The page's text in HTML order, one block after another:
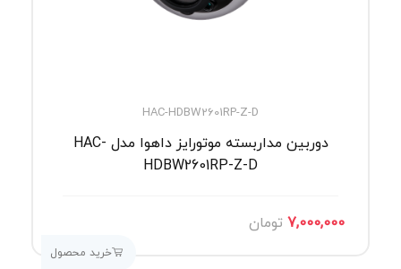
HAC-HDBW2601RP-Z-D
دوربین مداربسته موتورایز داهوا مدل HAC-
HDBW2601RP-Z-D
7,000,000 تومان
خرید محصول